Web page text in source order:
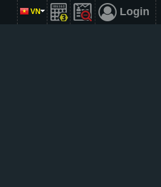
VN Login